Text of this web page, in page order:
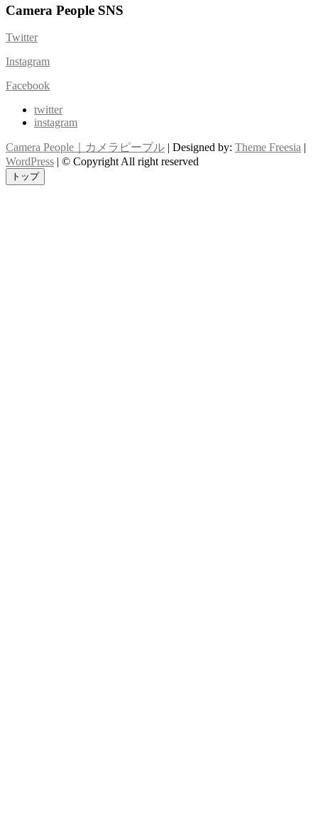
Camera People SNS
Twitter
Instagram
Facebook
twitter
instagram
Camera People｜カメラピープル | Designed by: Theme Freesia |
WordPress | © Copyright All right reserved
トップ